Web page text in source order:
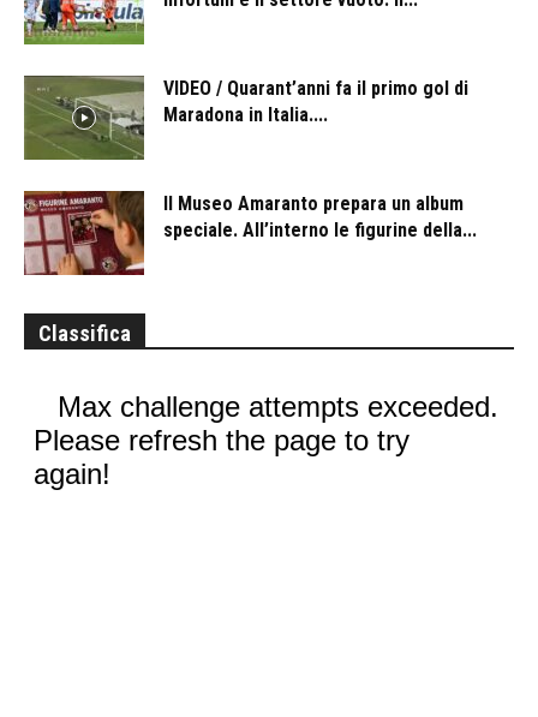
VIDEO / Quarant’anni fa il primo gol di
Maradona in Italia....
Il Museo Amaranto prepara un album
speciale. All’interno le figurine della...
Classifica